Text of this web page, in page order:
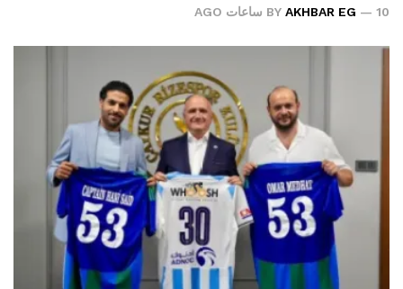
BY AKHBAR EG 10 ساعات AGO